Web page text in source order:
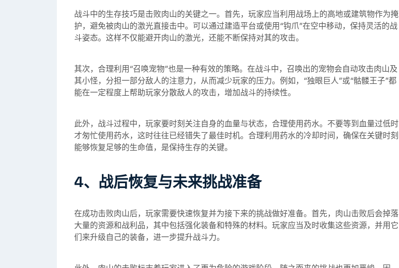
战斗中的生存技巧是击败肉山的关键之一。首先，玩家应当利用战场上的高地或建筑物作为掩
护，避免被肉山的激光直接击中。可以通过建造平台或使用“钩爪”在空中移动，保持灵活的战
斗姿态。这样不仅能避开肉山的激光，还能不断保持对其的攻击。
其次，合理利用“召唤宠物”也是一种有效的策略。在战斗中，召唤出的宠物会自动攻击肉山及
其小怪，分担一部分敌人的注意力，从而减少玩家的压力。例如，“独眼巨人”或“骷髅王子”都
能在一定程度上帮助玩家分散敌人的攻击，增加战斗的持续性。
此外，战斗过程中，玩家要时刻关注自身的血量与状态，合理使用药水。不要等到血量过低时
才匆忙使用药水，这时往往已经错失了最佳时机。合理利用药水的冷却时间，确保在关键时刻
能够恢复足够的生命值，是保持生存的关键。
4、战后恢复与未来挑战准备
在成功击败肉山后，玩家需要快速恢复并为接下来的挑战做好准备。首先，肉山击败后会掉落
大量的资源和战利品，其中包括强化装备和特殊的材料。玩家应当及时收集这些资源，并用它
们来升级自己的装备，进一步提升战斗力。